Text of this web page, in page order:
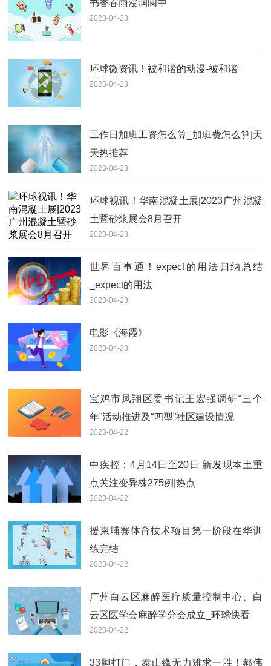
书香春雨浸润阆中
2023-04-23
环球微资讯！被和谐的动漫-被和谐
2023-04-23
工作日加班工资怎么算_加班费怎么算|天
天热推荐
2023-04-23
环球视讯！华南混凝土展|2023广州混凝
土暨砂浆展会8月召开
2023-04-23
世界百事通！expect的用法归纳总结
_expect的用法
2023-04-23
电影《海霞》
2023-04-23
宝鸡市凤翔区委书记王宏强调研“三个
年”活动推进及“四型”社区建设情况
2023-04-22
中疾控：4月14日至20日 新发现本土重
点关注变异株275例|热点
2023-04-22
援柬埔寨体育技术项目第一阶段在华训
练完结
2023-04-22
广州白云区麻醉医疗质量控制中心、白
云区医学会麻醉学分会成立_环球快看
2023-04-22
33脚打门，泰山锋无力难求一胜！郝伟